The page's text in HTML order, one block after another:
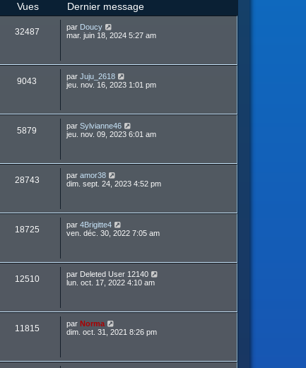
Vues Dernier message
32487 par Doucy
mar. juin 18, 2024 5:27 am
9043 par Juju_2618
jeu. nov. 16, 2023 1:01 pm
5879 par Sylvianne46
jeu. nov. 09, 2023 6:01 am
28743 par amor38
dim. sept. 24, 2023 4:52 pm
18725 par 4Brigitte4
ven. déc. 30, 2022 7:05 am
12510 par Deleted User 12140
lun. oct. 17, 2022 4:10 am
11815 par Norma
dim. oct. 31, 2021 8:26 pm